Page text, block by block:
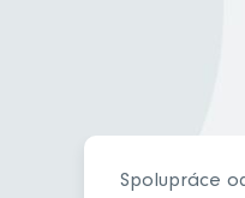
Spolupráce